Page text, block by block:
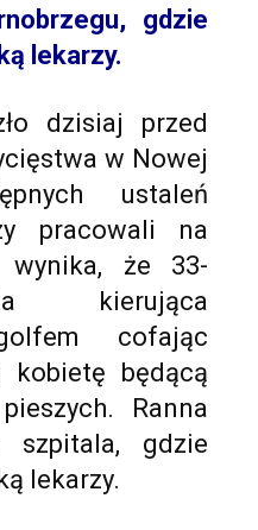
gdzie
lekarzy.
dzisiaj przed
w Nowej
ustaleń
pracowali na
wynika, że 33-
kierująca
cofając
kobietę będącą
Ranna
szpitala, gdzie
lekarzy.